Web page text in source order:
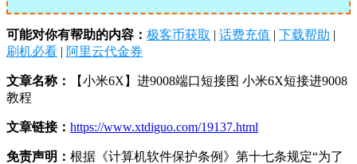
可能对你有帮助的内容： 极客币获取 | 话费充值 | 下载帮助 |
刷机必看 | 阿里云代金券
文章名称：
【小米6X】进9008端口短接图 小米6X短接进9008
教程
文章链接： https://www.xtdiguo.com/19137.html
免责声明： 根据《计算机软件保护条例》第十七条规定“为了